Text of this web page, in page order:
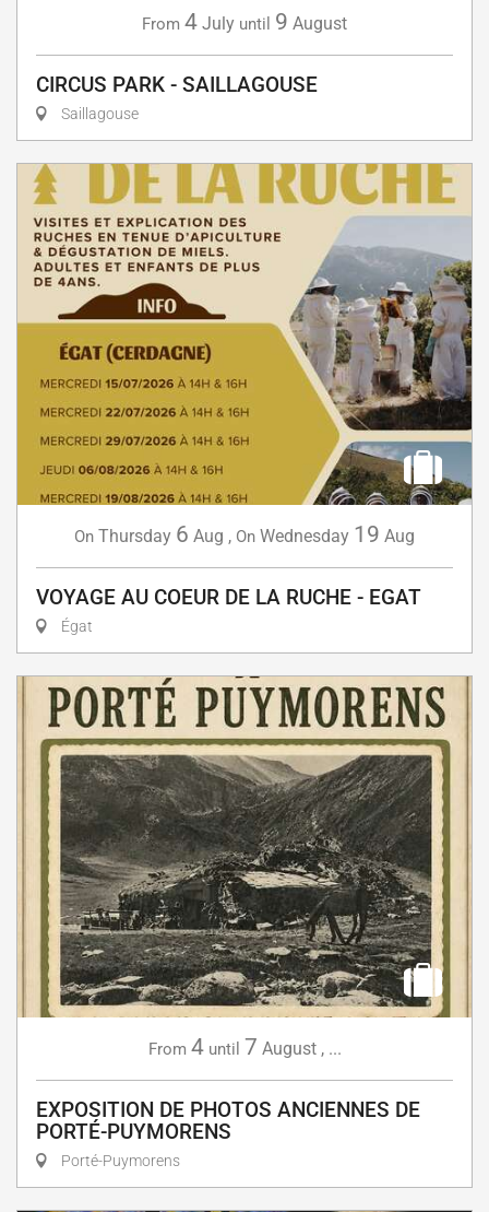
From 4 July until 9 August
CIRCUS PARK - SAILLAGOUSE
Saillagouse
On Thursday 6 Aug , On Wednesday 19 Aug
VOYAGE AU COEUR DE LA RUCHE - EGAT
Égat
From 4 until 7 August, ...
EXPOSITION DE PHOTOS ANCIENNES DE
PORTÉ-PUYMORENS
Porté-Puymorens